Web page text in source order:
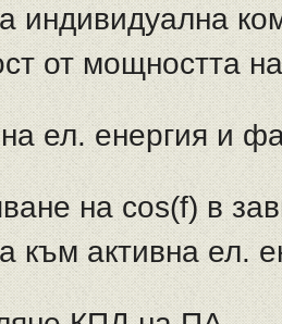
индивидуална
от мощността
ел. енергия и
на cos(f) в
към активна ел.